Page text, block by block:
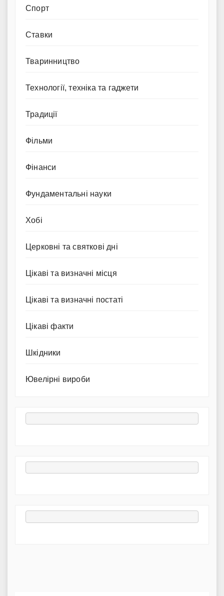
Спорт
Ставки
Тваринництво
Технології, техніка та гаджети
Традиції
Фільми
Фінанси
Фундаментальні науки
Хобі
Церковні та святкові дні
Цікаві та визначні місця
Цікаві та визначні постаті
Цікаві факти
Шкідники
Ювелірні вироби